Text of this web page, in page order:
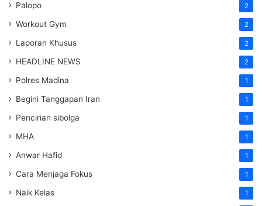
Palopo 2
Workout Gym 2
Laporan Khusus 2
HEADLINE NEWS 2
Polres Madina 1
Begini Tanggapan Iran 1
Pencirian sibolga 1
MHA 1
Anwar Hafid 1
Cara Menjaga Fokus 1
Naik Kelas 1